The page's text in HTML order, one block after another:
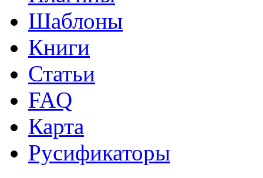
Шаблоны
Книги
Статьи
FAQ
Карта
Русификаторы